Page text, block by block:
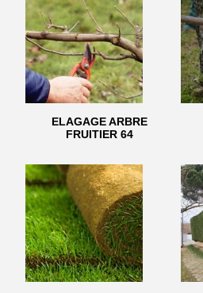
ELAGAGE ARBRE
FRUITIER 64